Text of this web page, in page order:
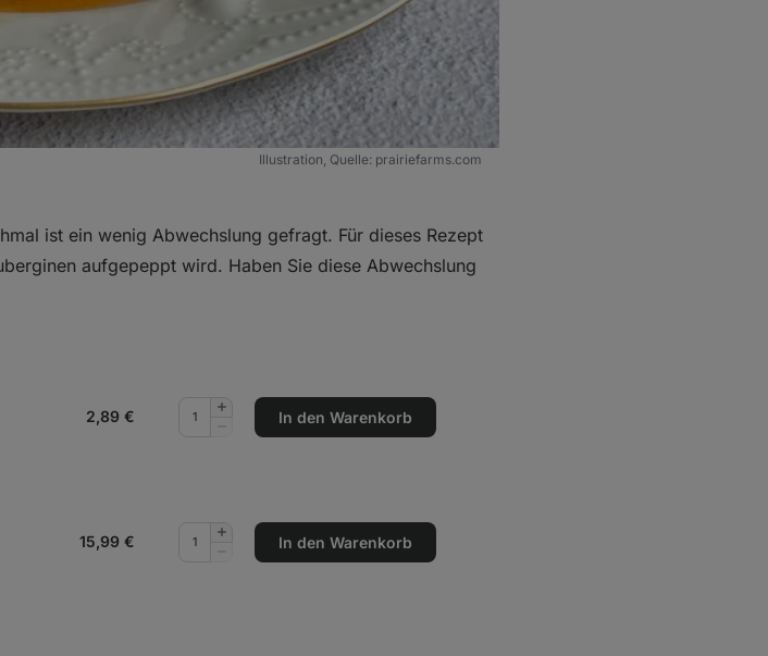
Illustration, Quelle: prairiefarms.com
ist ein wenig Abwechslung gefragt. Für dieses Rezept
aufgepeppt wird. Haben Sie diese Abwechslung
2,89 €
entfernen
Menge
hinzufügenIn den Warenkorb
15,99 €
entfernen
Menge
hinzufügenIn den Warenkorb